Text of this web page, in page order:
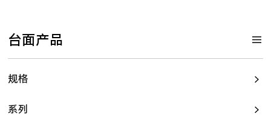
台面产品
规格
系列